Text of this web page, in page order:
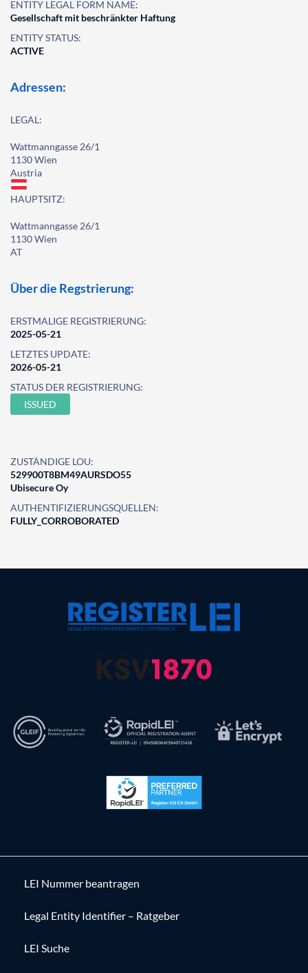
ENTITY LEGAL FORM NAME:
Gesellschaft mit beschränkter Haftung
ENTITY STATUS:
ACTIVE
Adressen:
LEGAL:
Wattmanngasse 26/1
1130 Wien
Austria
HAUPTSITZ:
Wattmanngasse 26/1
1130 Wien
AT
Über die Regstrierung:
ERSTMALIGE REGISTRIERUNG:
2025-05-21
LETZTES UPDATE:
2026-05-21
STATUS DER REGISTRIERUNG:
ISSUED
ZUSTÄNDIGE LOU:
529900T8BM49AURSDO55
Ubisecure Oy
AUTHENTIFIZIERUNGSQUELLEN:
FULLY_CORROBORATED
LEI Nummer beantragen
Legal Entity Identifier – Ratgeber
LEI Suche